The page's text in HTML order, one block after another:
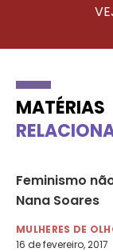
MATÉRIAS
Feminismo
Nana Soares
MULHERES DE
16 de fevereiro, 2017